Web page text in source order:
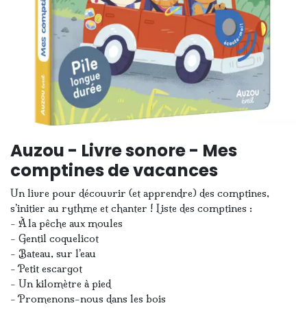
Auzou - Livre sonore - Mes
comptines de vacances
Un livre pour découvrir (et apprendre) des comptines,
s’initier au rythme et chanter ! Liste des comptines :
- À la pêche aux moules
- Gentil coquelicot
- Bateau, sur l’eau
- Petit escargot
- Un kilomètre à pied
- Promenons-nous dans les bois